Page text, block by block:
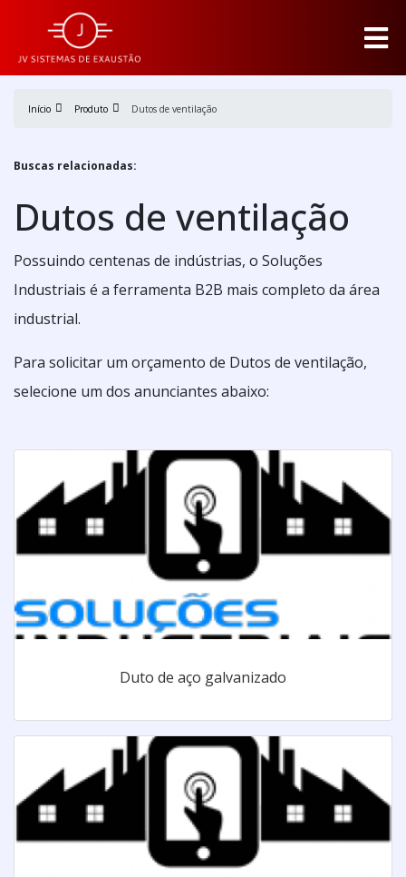
Início Produto Dutos de ventilação
Buscas relacionadas:
Dutos de ventilação
Possuindo centenas de indústrias, o Soluções
Industriais é a ferramenta B2B mais completo da área
industrial.
Para solicitar um orçamento de Dutos de ventilação,
selecione um dos anunciantes abaixo:
Duto de aço galvanizado